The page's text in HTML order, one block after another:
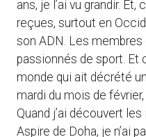
ans, je l’ai vu grandir.
reçues, surtout en
son ADN. Les
passionnés de sport. Et
monde qui ait décrété
mardi du mois de
Quand j’ai découvert
Aspire de Doha, je n’ai